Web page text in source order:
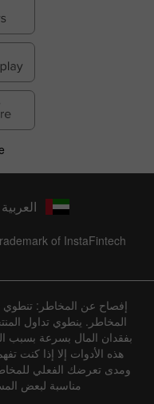
العربية
of InstaFintech
إفصاح عن المخاطر: تنطوي
المخاطر. ينطوي تداول
بفقدان المال بسرعة بسبب
هذه الأدوات إلا إذا كنت
ومدى تعرضك الفعلي
مناسبة لبعض